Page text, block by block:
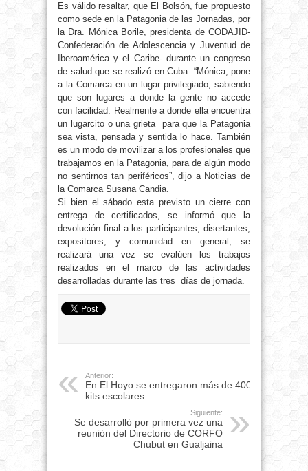
Es válido resaltar, que El Bolsón, fue propuesto
como sede en la Patagonia de las Jornadas, por
la Dra. Mónica Borile, presidenta de CODAJID-
Confederación de Adolescencia y Juventud de
Iberoamérica y el Caribe- durante un congreso
de salud que se realizó en Cuba. “Mónica, pone
a la Comarca en un lugar privilegiado, sabiendo
que son lugares a donde la gente no accede
con facilidad. Realmente a donde ella encuentra
un lugarcito o una grieta para que la Patagonia
sea vista, pensada y sentida lo hace. También
es un modo de movilizar a los profesionales que
trabajamos en la Patagonia, para de algún modo
no sentirnos tan periféricos”, dijo a Noticias de
la Comarca Susana Candia.
Si bien el sábado esta previsto un cierre con
entrega de certificados, se informó que la
devolución final a los participantes, disertantes,
expositores, y comunidad en general, se
realizará una vez se evalúen los trabajos
realizados en el marco de las actividades
desarrolladas durante las tres días de jornada.
Anterior:
En El Hoyo se entregaron más de 400
kits escolares
Siguiente:
Se desarrolló por primera vez una
reunión del Directorio de CORFO
Chubut en Gualjaina